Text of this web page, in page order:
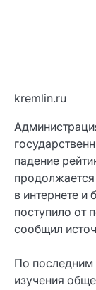
kremlin.ru
падение
в интернете
поступило от
сообщил
По последним
изучения